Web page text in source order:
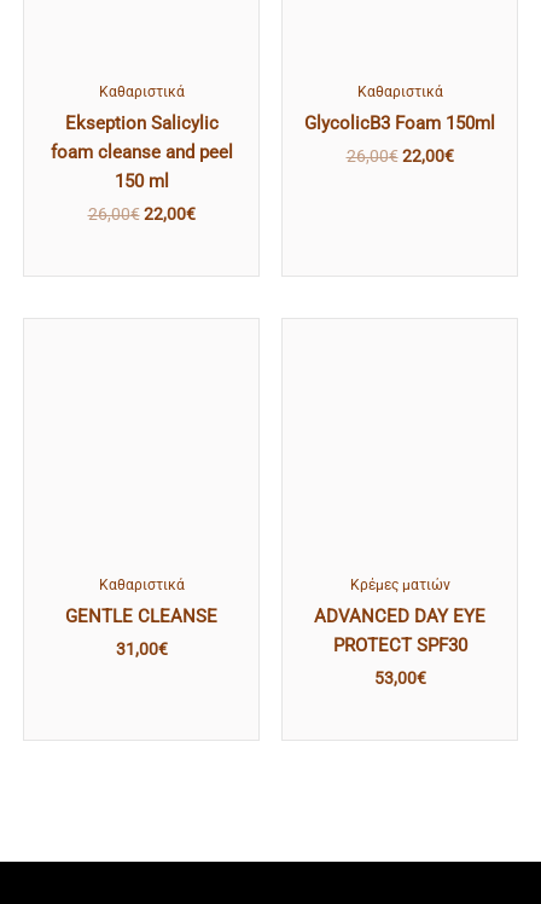
Kαθαριστικά
Ekseption Salicylic
foam cleanse and peel
150 ml
26,00€ 22,00€
Kαθαριστικά
GlycolicB3 Foam 150ml
26,00€ 22,00€
Kαθαριστικά
GENTLE CLEANSE
31,00€
Κρέμες ματιών
ADVANCED DAY EYE
PROTECT SPF30
53,00€